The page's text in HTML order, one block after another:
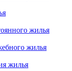
жилья
жилья
жилья